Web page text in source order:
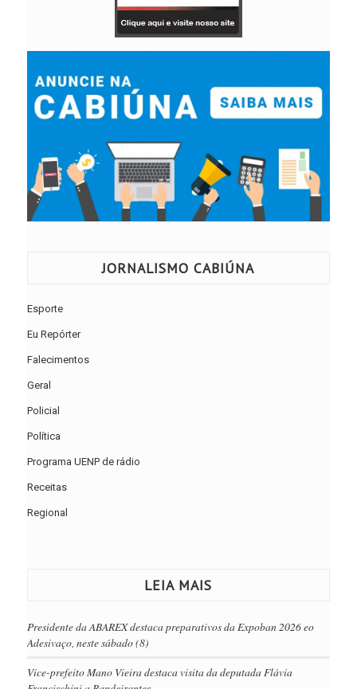
JORNALISMO CABIÚNA
Esporte
Eu Repórter
Falecimentos
Geral
Policial
Política
Programa UENP de rádio
Receitas
Regional
LEIA MAIS
Presidente da ABAREX destaca preparativos da Expoban 2026 eo
Adesivaço, neste sábado (8)
Vice-prefeito Mano Vieira destaca visita da deputada Flávia